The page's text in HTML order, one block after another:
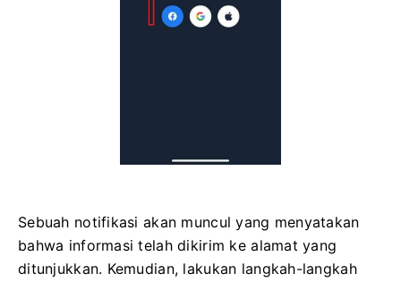
Sebuah notifikasi akan muncul yang menyatakan
bahwa informasi telah dikirim ke alamat yang
ditunjukkan. Kemudian, lakukan langkah-langkah